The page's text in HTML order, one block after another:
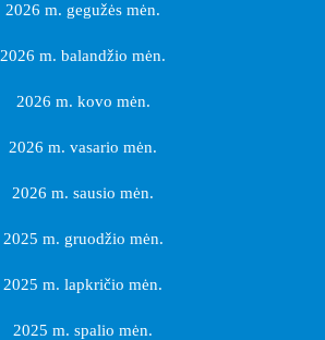
2026 m. gegužės mėn.
2026 m. balandžio mėn.
2026 m. kovo mėn.
2026 m. vasario mėn.
2026 m. sausio mėn.
2025 m. gruodžio mėn.
2025 m. lapkričio mėn.
2025 m. spalio mėn.